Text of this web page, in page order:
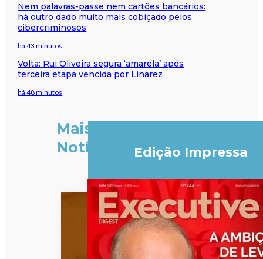
Nem palavras-passe nem cartões bancários:
há outro dado muito mais cobiçado pelos
cibercriminosos
há 43 minutos
Volta: Rui Oliveira segura ‘amarela’ após
terceira etapa vencida por Linarez
há 48 minutos
Mais
Notícias
Edição Impressa